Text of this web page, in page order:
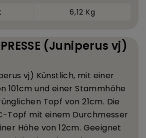
6,12 Kg
(Juniperus vj)
vj) Künstlich, mit einer
101cm und einer Stammhöhe
ünglichen Topf von 21cm. Die
Topf mit einem Durchmesser
Höhe von 12cm. Geeignet